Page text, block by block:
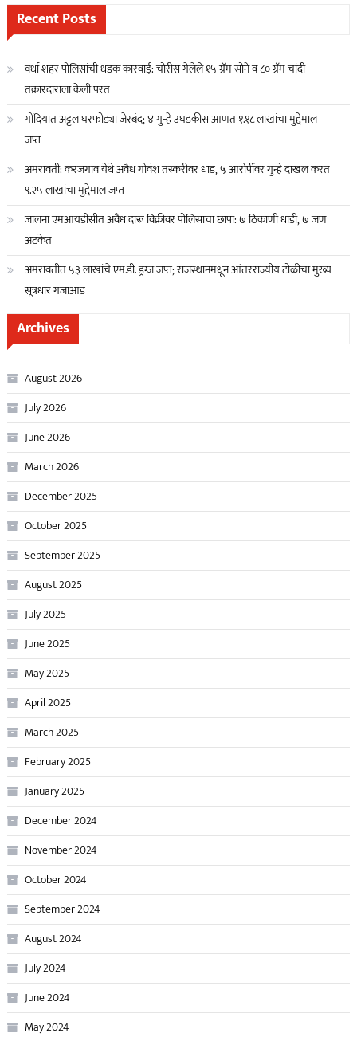
Recent Posts
वर्धा शहर पोलिसांची धडक कारवाई: चोरीस गेलेले १५ ग्रॅम सोने व ८० ग्रॅम चांदी
तक्रारदाराला केली परत
गोंदियात अट्टल घरफोड्या जेरबंद; ४ गुन्हे उघडकीस आणत १.१८ लाखांचा मुद्देमाल
जप्त
अमरावती: करजगाव येथे अवैध गोवंश तस्करीवर धाड, ५ आरोपींवर गुन्हे दाखल करत
९.२५ लाखांचा मुद्देमाल जप्त
जालना एमआयडीसीत अवैध दारू विक्रीवर पोलिसांचा छापा: ७ ठिकाणी धाडी, ७ जण
अटकेत
अमरावतीत ५३ लाखांचे एम.डी. ड्रग्ज जप्त; राजस्थानमधून आंतरराज्यीय टोळीचा मुख्य
सूत्रधार गजाआड
Archives
August 2026
July 2026
June 2026
March 2026
December 2025
October 2025
September 2025
August 2025
July 2025
June 2025
May 2025
April 2025
March 2025
February 2025
January 2025
December 2024
November 2024
October 2024
September 2024
August 2024
July 2024
June 2024
May 2024